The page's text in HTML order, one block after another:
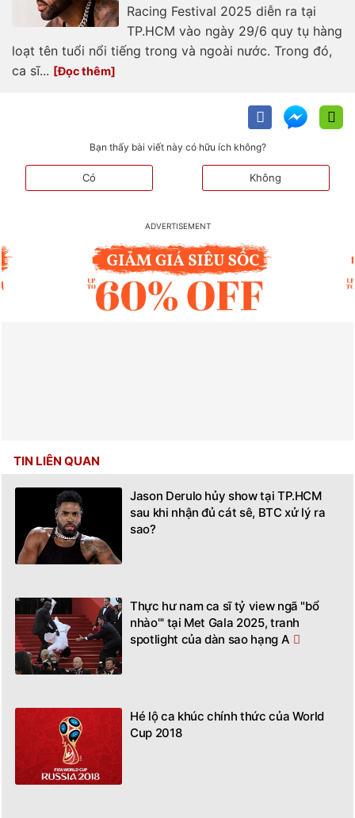
Racing Festival 2025 diễn ra tại
TP.HCM vào ngày 29/6 quy tụ hàng
loạt tên tuổi nổi tiếng trong và ngoài nước. Trong đó,
ca sĩ...
Bạn thấy bài viết này có hữu ích không?
Có Không
TIN LIÊN QUAN
Jason Derulo hủy show tại TP.HCM
sau khi nhận đủ cát sê, BTC xử lý ra
sao?
Thực hư nam ca sĩ tỷ view ngã "bổ
nhào"' tại Met Gala 2025, tranh
spotlight của dàn sao hạng A
Hé lộ ca khúc chính thức của World
Cup 2018